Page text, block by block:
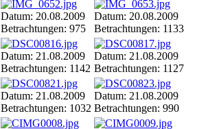
Datum: 20.08.2009
Betrachtungen: 975
Datum: 20.08.2009
Betrachtungen: 1133
Datum: 21.08.2009
Betrachtungen: 1142
Datum: 21.08.2009
Betrachtungen: 1127
Datum: 21.08.2009
Betrachtungen: 1032
Datum: 21.08.2009
Betrachtungen: 990